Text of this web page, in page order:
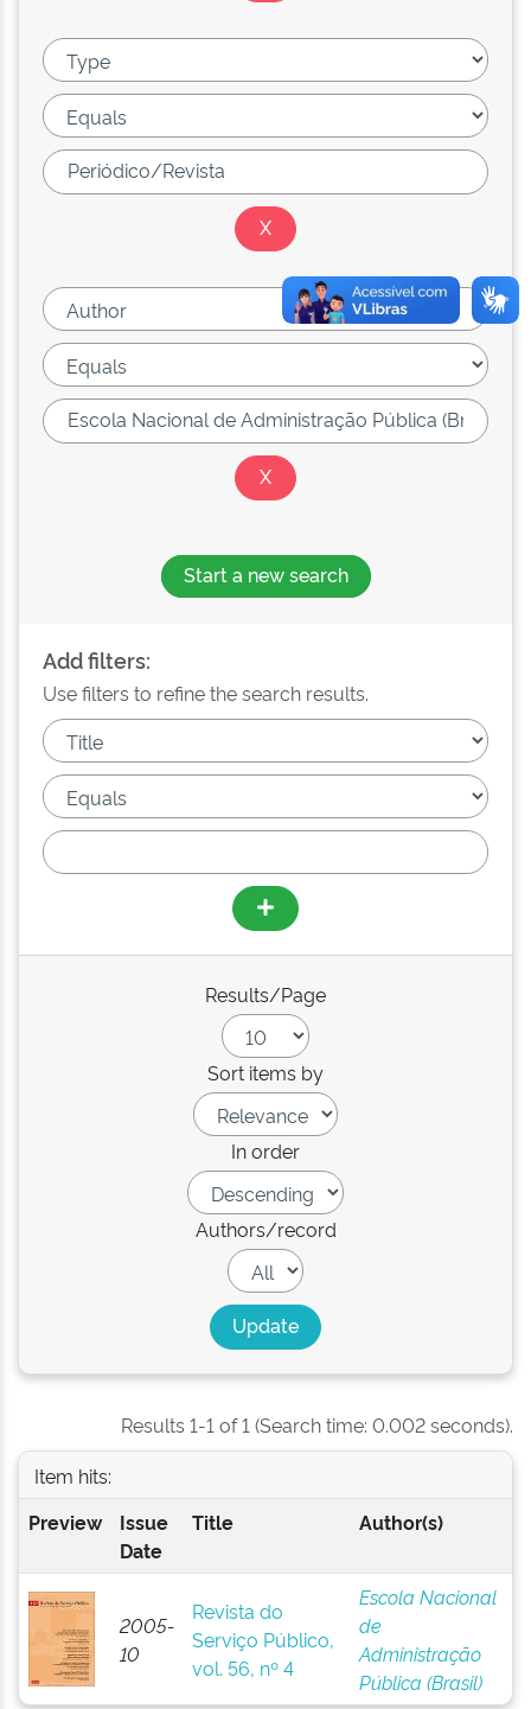
Start a new search
Add filters:
Use filters to refine the search results.
Results/Page
Sort items by
In order
Authors/record
Results 1-1 of 1 (Search time: 0.002 seconds).
Item hits:
Preview
Issue
Date
Title Author(s)
2005-
10
Revista do
Serviço Público,
vol. 56, nº 4
Escola Nacional
de
Administração
Pública (Brasil)